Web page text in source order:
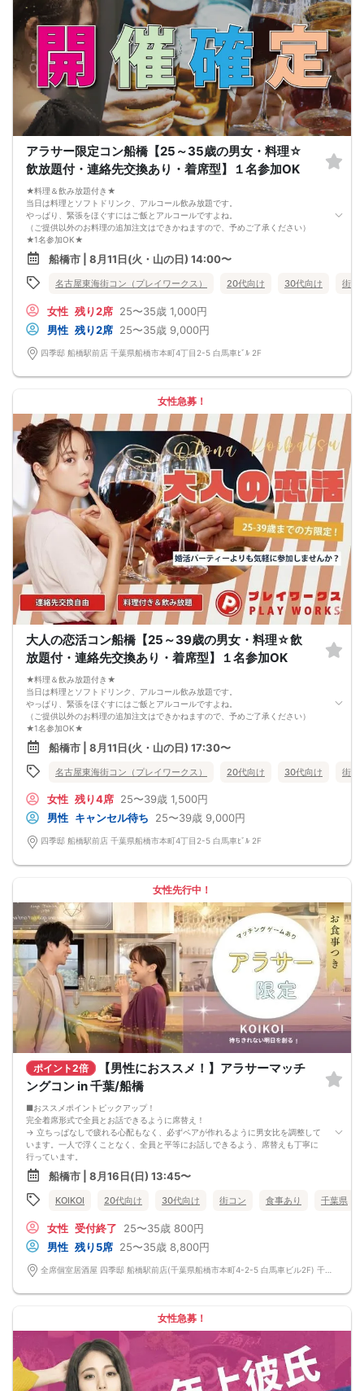
◆最少催行人数に満たない場合 開催前日23時までに最少催行人数に届かなかった
場合は開催中止とさせていただきます。
また天候や状況などにより中止されることがございます。
◆中止判断タイミングは開始前日の23時となりますが、申込者の直前のキャンセ
ルにより、
直前でも中止になる場合もございます。 中止時も交通費など保証はございませ
ん。
◆ご予約の操作と同時に上述の注意事項に同意したものと致します。
コース料理+飲み放題
・枝豆
・ミネラルたっぷり海藻サラダ
・つくね串炙り焼
・ポテト＆ナゲット
・鶏とろの旨塩陶板焼
・いなり寿司
飲み放題
生ビール、ハイボール、サワー、ソフトドリンクなど
アラサー限定コン船橋【25～35歳の男女・料理☆
飲放題付・連絡先交換あり・着席型】１名参加OK
★料理＆飲み放題付き★
当日は料理とソフトドリンク、アルコール飲み放題です。
やっぱり、緊張をほぐすにはご飯とアルコールですよね。
（ご提供以外のお料理の追加注文はできかねますので、予めご了承ください）
★1名参加OK★
他の1名参加の方とペアになりますし、友達作りにも最適です。
基本的には２：２のグループトークとなります。
（１：１でのトークはございませんので、予めご了承ください）
★プロフィールカードにより会話のキッカケもバッチリ★
なんてことは絶対ありません！
プロフィールカードを活用し、「はじめまして」から会話を楽しみましょう。
★完全着席型・連絡先交換は自由★
完全着席型で席替えはできる限り行います。
席替えの５分前には連絡先交換を促すアナウンスをいたしますので、「連絡先交
1. ２名様以上でのご参加は必ず同性同士でお申し込みください。
2. 服装の指定はございません。多くのお客様はカジュアルな格好でおこしになら
れています。
3. 開催判断はイベント前日の時点で男性３名・女性３名以上のお申し込みからに
なりますが、当日に参加者のキャンセルで比率が崩れた場合や開催判断人数を下
回った場合、一切返金などの保証はいたしませんのでご了承ください。
4. イベントページ内の「お申し込み状況」等はキャンセルなどで当日の参加人
数、男女比率と異なる可能性がございます。
5. 当日は店舗の外ではなく店舗内で受付いたします。店内に入り店員に「街コン
で来た」旨をお伝えください。
6. お釣りの用意はございませんので、出ないようにご準備お願いします。
7. 当日は年齢確認のできる身分証をお持ちください。イベントの対象年齢でない
ことが発覚した場合、参加費を全額徴収し返金はいたしかねます。
8. 15分以上の遅刻はキャンセルとみなす可能性があります。
9. 当日受付にお越しになってからのキャンセル、途中キャンセルは出来ません。
10. イベント中止に伴うユーザーへの返金額は、チケット代金となり、交通費、宿
泊費、通信費等の返金は行いません。
お申し込みが完了した時点で上記すべての事項に同意したと判断いたします。
8/11(火)アラサーコン船橋
船橋市 | 8月11日(火・山の日) 14:00〜
名古屋東海街コン（プレイワークス） 20代向け 30代向け 街コ
女性 残り2席 25〜35歳 1,000円
男性 残り2席 25〜35歳 9,000円
四季邸 船橋駅前店 千葉県船橋市本町4丁目2-5 白馬車ﾋﾞﾙ 2F
女性急募！
大人の恋活コン船橋【25～39歳の男女・料理☆飲
放題付・連絡先交換あり・着席型】１名参加OK
★料理＆飲み放題付き★
当日は料理とソフトドリンク、アルコール飲み放題です。
やっぱり、緊張をほぐすにはご飯とアルコールですよね。
（ご提供以外のお料理の追加注文はできかねますので、予めご了承ください）
★1名参加OK★
他の1名参加の方とペアになりますし、友達作りにも最適です。
基本的には２：２のグループトークとなります。
（１：１でのトークはございませんので、予めご了承ください）
★プロフィールカードにより会話のキッカケもバッチリ★
なんてことは絶対ありません！
プロフィールカードを活用し、「はじめまして」から会話を楽しみましょう。
★完全着席型・連絡先交換は自由★
完全着席型で席替えはできる限り行います。
席替えの５分前には連絡先交換を促すアナウンスをいたしますので、「連絡先交
1. ２名様以上でのご参加は必ず同性同士でお申し込みください。
2. 服装の指定はございません。多くのお客様はカジュアルな格好でおこしになら
れています。
3. 開催判断はイベント前日の時点で男性３名・女性３名以上のお申し込みからに
なりますが、当日に参加者のキャンセルで比率が崩れた場合や開催判断人数を下
回った場合、一切返金などの保証はいたしませんのでご了承ください。
4. イベントページ内の「お申し込み状況」等はキャンセルなどで当日の参加人
数、男女比率と異なる可能性がございます。
5. 当日は店舗の外ではなく店舗内で受付いたします。店内に入り店員に「街コン
で来た」旨をお伝えください。
6. お釣りの用意はございませんので、出ないようにご準備お願いします。
7. 当日は年齢確認のできる身分証をお持ちください。イベントの対象年齢でない
8. 15分以上の遅刻はキャンセルとみなす可能性があります。
9. 当日受付にお越しになってからのキャンセル、途中キャンセルは出来ません。
10. イベント中止に伴うユーザーへの返金額は、チケット代金となり、交通費、宿
泊費、通信費等の返金は行いません。
11. 領収書の発行はいたしかねます。
お申し込みが完了した時点で上記すべての事項に同意したと判断いたします。
8/11(火)大人の夜恋活船橋
船橋市 | 8月11日(火・山の日) 17:30〜
名古屋東海街コン（プレイワークス） 20代向け 30代向け 街コ
女性 残り4席 25〜39歳 1,500円
男性 キャンセル待ち 25〜39歳 9,000円
四季邸 船橋駅前店 千葉県船橋市本町4丁目2-5 白馬車ﾋﾞﾙ 2F
女性先行中！
ポイント2倍
【男性におススメ！】アラサーマッチ
ングコン in 千葉/船橋
■おススメポイントピックアップ！
完全着席形式で全員とお話できるように席替え！
→ 立ちっぱなしで疲れる心配もなく、必ずペアが作れるように男女比を調整して
います。一人で浮くことなく、全員と平等にお話しできるよう、席替えも丁寧に
行っています。
会話を盛り上げるプロフィールシート！
→ 趣味や好みからスムーズに会話がスタート！「何を話そう…」と悩むことな
く、共通の話題で盛り上がれます。
自然なつながりをサポートするマッチングゲーム開催！
返却されるので安心です。
■最少催行人数
男女4対4
■中止判断タイミング
前日20時、または開催6時間前の時点で最少開催人数に満たない場合
→ お酒が飲めない方にはソフトドリンクも豊富にご用意しています！
船橋市 | 8月16日(日) 13:45〜
KOIKOI 20代向け 30代向け 街コン 食事あり 千葉県
女性 受付終了 25〜35歳 800円
男性 残り5席 25〜35歳 8,800円
女性急募！